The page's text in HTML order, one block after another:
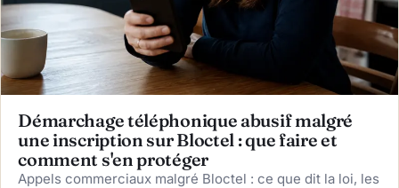
Démarchage téléphonique abusif malgré
une inscription sur Bloctel : que faire et
comment s'en protéger
Appels commerciaux malgré Bloctel : ce que dit la loi, les